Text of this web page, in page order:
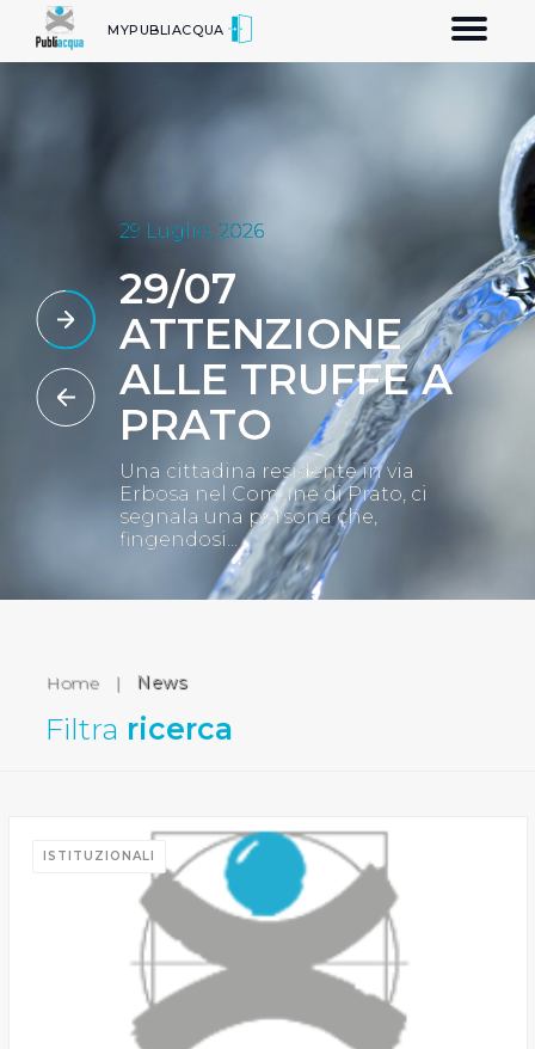
Toggle
MYPUBLIACQUA
29 Luglio, 2026
29/07
ATTENZIONE
ALLE TRUFFE A
PRATO
Una cittadina residente in via
Erbosa nel Comune di Prato, ci
segnala una persona che,
fingendosi...
Home | News
Filtra ricerca
ISTITUZIONALI